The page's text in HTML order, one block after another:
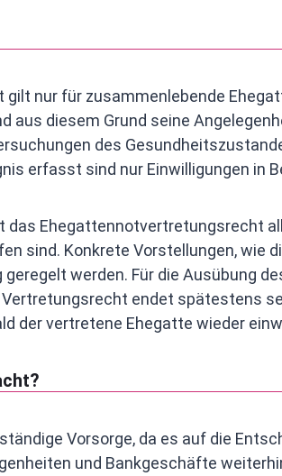
nur für zusammenlebende
aus diesem Grund seine
des
erfasst sind nur Einwilligungen in
das Ehegattennotvertretungsrecht
sind. Konkrete Vorstellungen, wie
werden. Für die Ausübung
Vertretungsrecht endet spätestens
der vertretene Ehegatte wieder
Vorsorge, da es auf die
und Bankgeschäfte